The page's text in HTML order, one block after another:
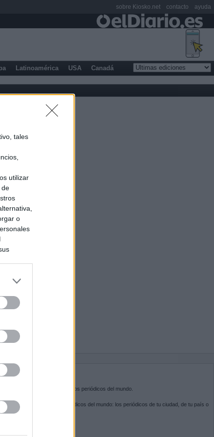
tales
utilizar
de
o
Latinoamérica USA Canadá
KIOSKO.NET
es la puerta de entrada a los periódicos del mundo.
por las portadas de los periódicos del mundo: los periódicos de tu ciudad, de tu país o
extremo del mundo.
sobre Kiosko.net contacto ayuda